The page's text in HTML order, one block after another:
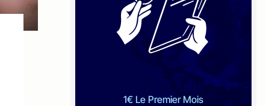
1€ Le Premier Mois